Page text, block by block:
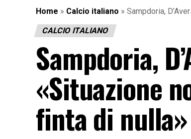
Home » Calcio italiano » Sampdoria,
CALCIO ITALIANO
Sampdoria,
«Situazione
finta di nulla»